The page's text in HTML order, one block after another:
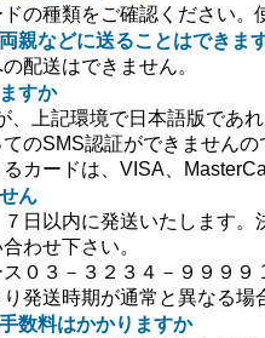
の種類をご確認ください
親などに送ることはできま
配送はできません。
すか
、上記環境で日本語版であ
てのSMS認証ができません
カードは、VISA、
ん
日以内に発送いたします
わせ下さい。
０３－３２３４－９９９９
発送時期が通常と異なる
数料はかかりますか